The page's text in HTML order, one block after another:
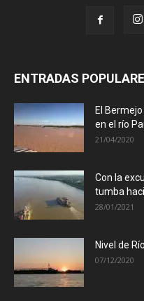
ENTRADAS
El
en el río
21/04/2020
Con la
tumba
28/01/2021
Nivel de
07/12/2020